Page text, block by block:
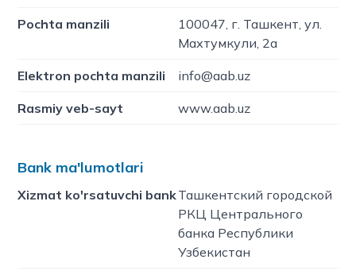
Pochta manzili
100047, г. Ташкент, ул.
Махтумкули, 2а
Elektron pochta manzili info@aab.uz
Rasmiy veb-sayt www.aab.uz
Bank ma'lumotlari
Xizmat ko'rsatuvchi bankТашкентский городской
РКЦ Центрального
банка Республики
Узбекистан